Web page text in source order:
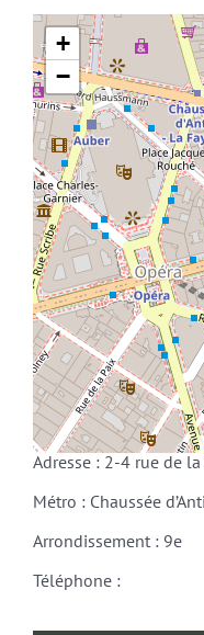
+
−
Adresse : 2-4 rue de la
Métro : Chaussée
Arrondissement : 9e
Téléphone :